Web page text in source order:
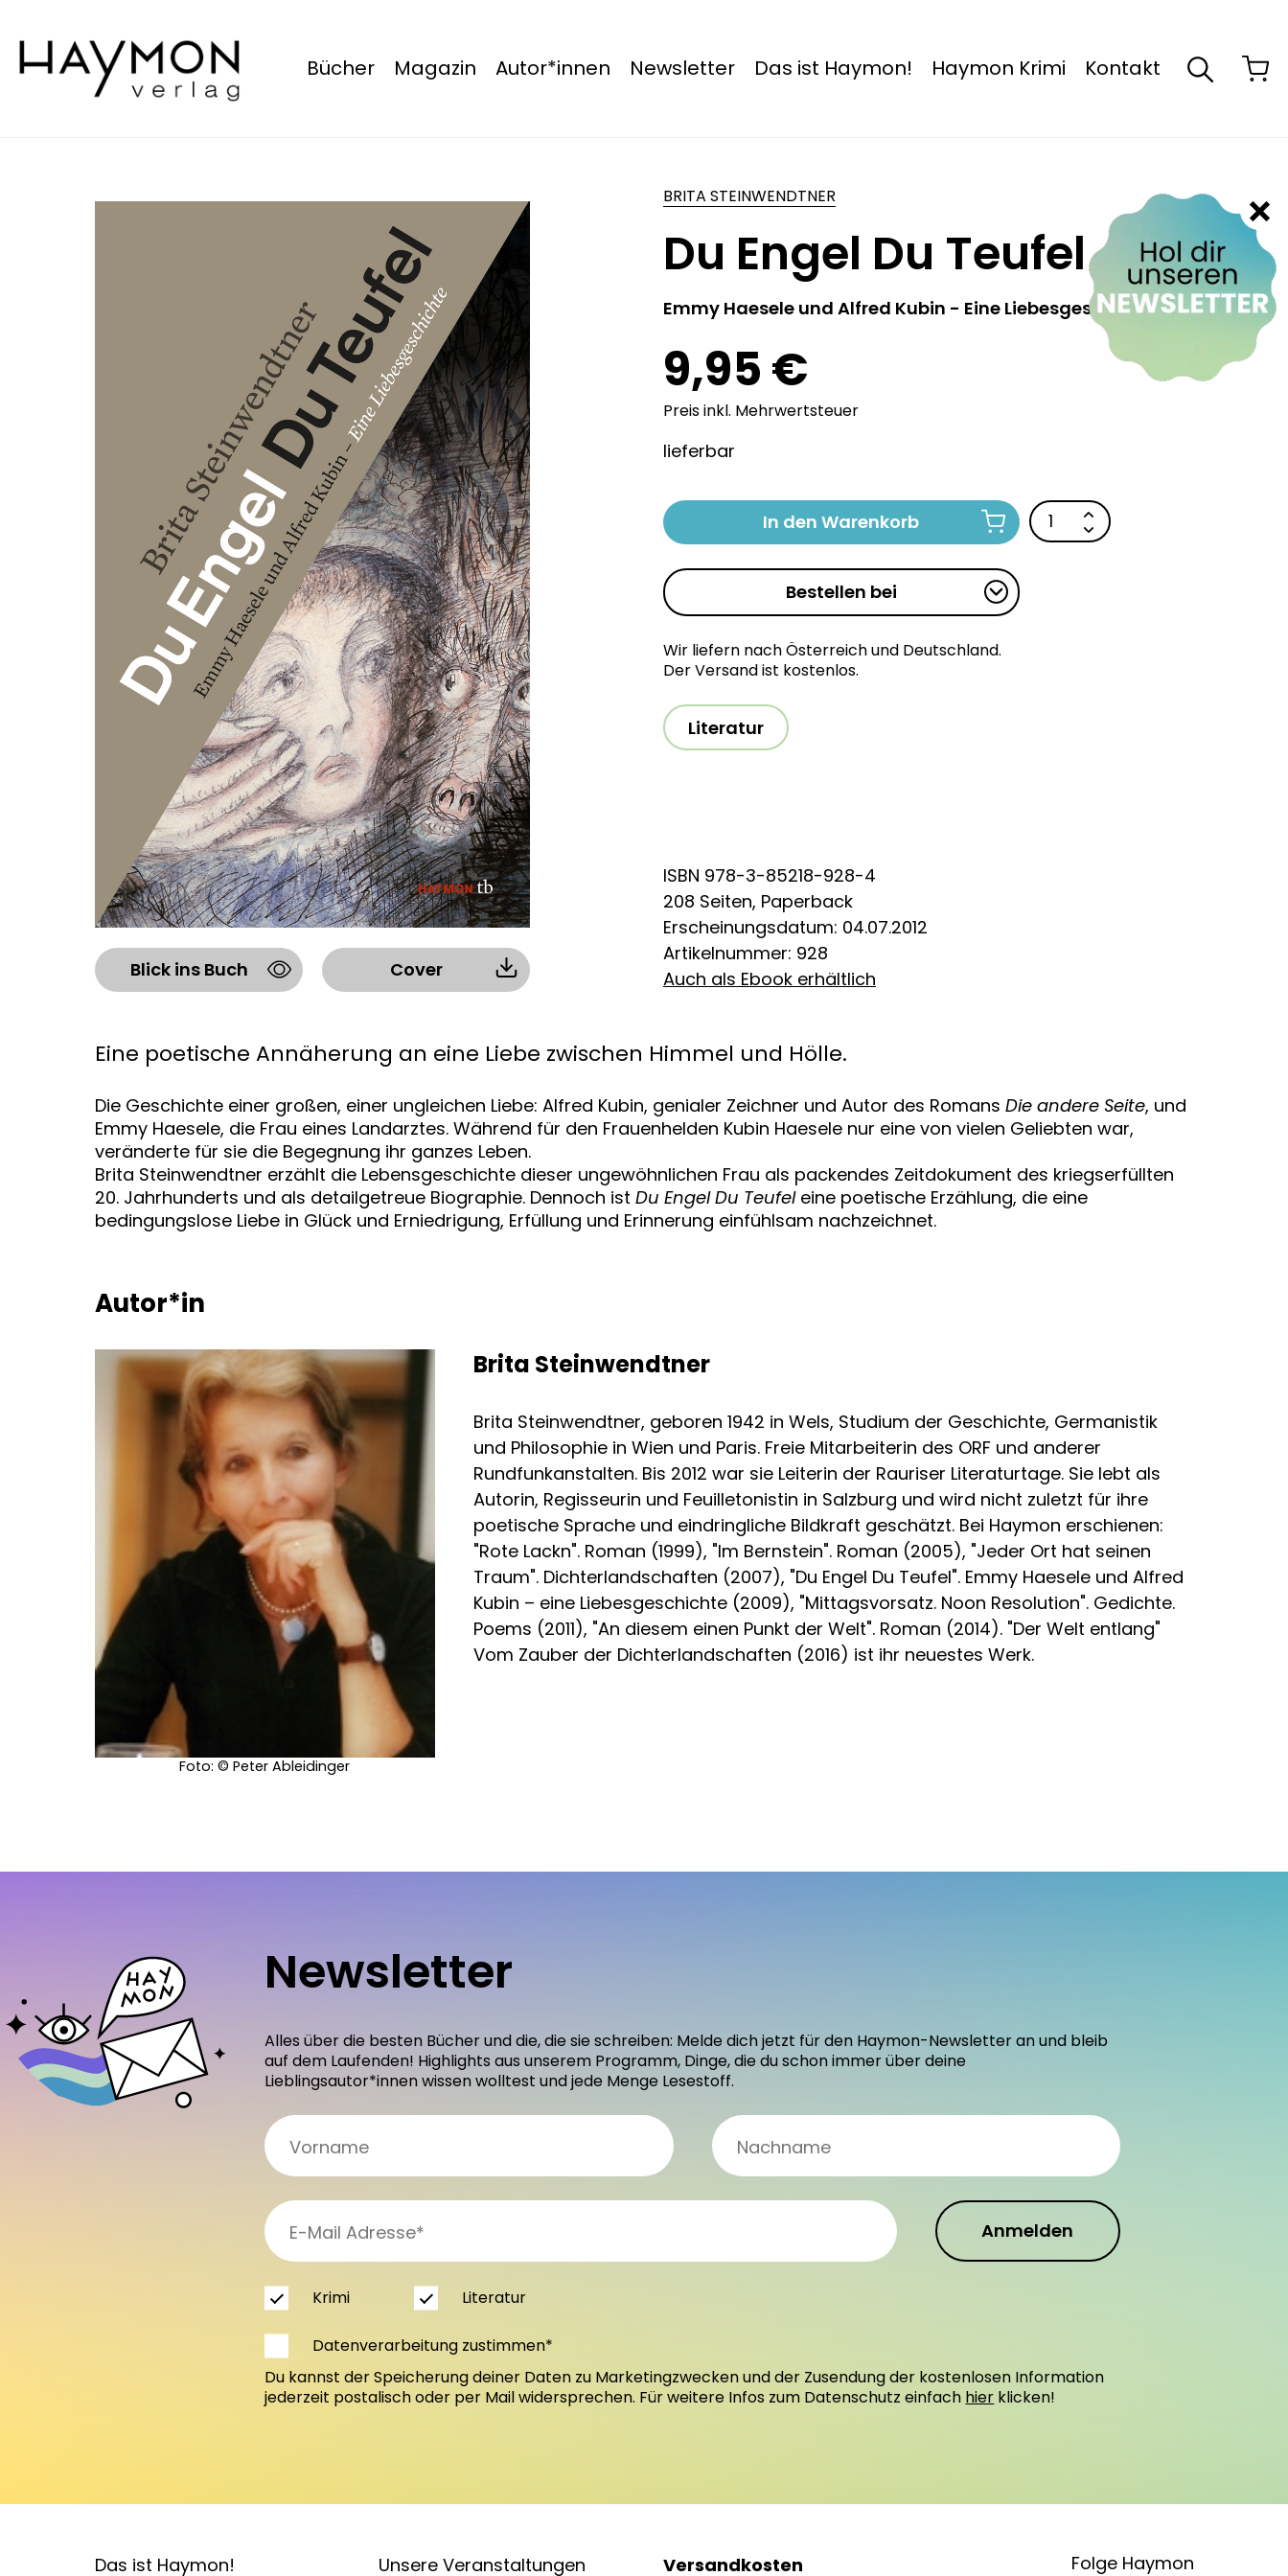
Bücher Magazin Autor*innen Newsletter Das ist Haymon! Haymon Krimi Kontakt
Blick ins Buch Cover
BRITA STEINWENDTNER
Du Engel Du Teufel
Emmy Haesele und Alfred Kubin - Eine Liebesgeschichte
9,95 €
Preis inkl. Mehrwertsteuer
lieferbar
In den Warenkorb
Bestellen bei
Wir liefern nach Österreich und Deutschland.
Der Versand ist kostenlos.
Literatur
ISBN 978-3-85218-928-4
208 Seiten, Paperback
Erscheinungsdatum: 04.07.2012
Artikelnummer: 928
Auch als Ebook erhältlich
Eine poetische Annäherung an eine Liebe zwischen Himmel und Hölle.
Die Geschichte einer großen, einer ungleichen Liebe: Alfred Kubin, genialer Zeichner und Autor des Romans Die andere Seite, und
Emmy Haesele, die Frau eines Landarztes. Während für den Frauenhelden Kubin Haesele nur eine von vielen Geliebten war,
veränderte für sie die Begegnung ihr ganzes Leben.
Brita Steinwendtner erzählt die Lebensgeschichte dieser ungewöhnlichen Frau als packendes Zeitdokument des kriegserfüllten
20. Jahrhunderts und als detailgetreue Biographie. Dennoch ist Du Engel Du Teufeleine poetische Erzählung, die eine
bedingungslose Liebe in Glück und Erniedrigung, Erfüllung und Erinnerung einfühlsam nachzeichnet.
Autor*in
Foto: © Peter Ableidinger
Brita Steinwendtner
Brita Steinwendtner, geboren 1942 in Wels, Studium der Geschichte, Germanistik
und Philosophie in Wien und Paris. Freie Mitarbeiterin des ORF und anderer
Rundfunkanstalten. Bis 2012 war sie Leiterin der Rauriser Literaturtage. Sie lebt als
Autorin, Regisseurin und Feuilletonistin in Salzburg und wird nicht zuletzt für ihre
poetische Sprache und eindringliche Bildkraft geschätzt. Bei Haymon erschienen:
"Rote Lackn". Roman (1999), "Im Bernstein". Roman (2005), "Jeder Ort hat seinen
Traum". Dichterlandschaften (2007), "Du Engel Du Teufel". Emmy Haesele und Alfred
Kubin – eine Liebesgeschichte (2009), "Mittagsvorsatz. Noon Resolution". Gedichte.
Poems (2011), "An diesem einen Punkt der Welt". Roman (2014). "Der Welt entlang"
Vom Zauber der Dichterlandschaften (2016) ist ihr neuestes Werk.
Newsletter
Alles über die besten Bücher und die, die sie schreiben: Melde dich jetzt für den Haymon-Newsletter an und bleib
auf dem Laufenden! Highlights aus unserem Programm, Dinge, die du schon immer über deine
Lieblingsautor*innen wissen wolltest und jede Menge Lesestoff.
Anmelden
Krimi Literatur
Datenverarbeitung zustimmen*
Du kannst der Speicherung deiner Daten zu Marketingzwecken und der Zusendung der kostenlosen Information
jederzeit postalisch oder per Mail widersprechen. Für weitere Infos zum Datenschutz einfach hier klicken!
Das ist Haymon! Unsere Veranstaltungen Versandkosten Folge Haymon